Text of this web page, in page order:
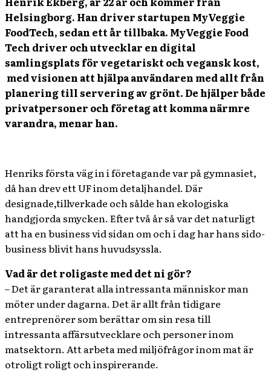
Helsingborg. Han driver startupen MyVeggie
FoodTech, sedan ett år tillbaka. MyVeggie Food
Tech driver och utvecklar en digital
samlingsplats för vegetariskt och vegansk kost,
med visionen att hjälpa användaren med allt från
planering till servering av grönt. De hjälper både
privatpersoner och företag att komma närmre
varandra, menar han.
Henriksförsta väg in i företagande var på gymnasiet,
då han drev ett UF inom detaljhandel. Där
designade,tillverkade och sålde han ekologiska
handgjorda smycken. Efter två år så var det naturligt
att ha en business vid sidan om och i dag har hans sido-
business blivit hans huvudsyssla.
Vad är det roligaste med det ni gör?
– Det är garanterat alla intressanta människor man
möter under dagarna. Det är allt från tidigare
entreprenörer som berättar om sin resa till
intressanta affärsutvecklare och personer inom
matsektorn. Att arbeta med miljöfrågor inom mat är
otroligt roligt och inspirerande.